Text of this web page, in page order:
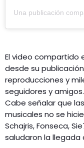
Una publicación
El video compartido
desde su
reproducciones y
seguidores y amigos.
Cabe señalar que
musicales no se
Schajris, Fonseca,
saludaron la llegada